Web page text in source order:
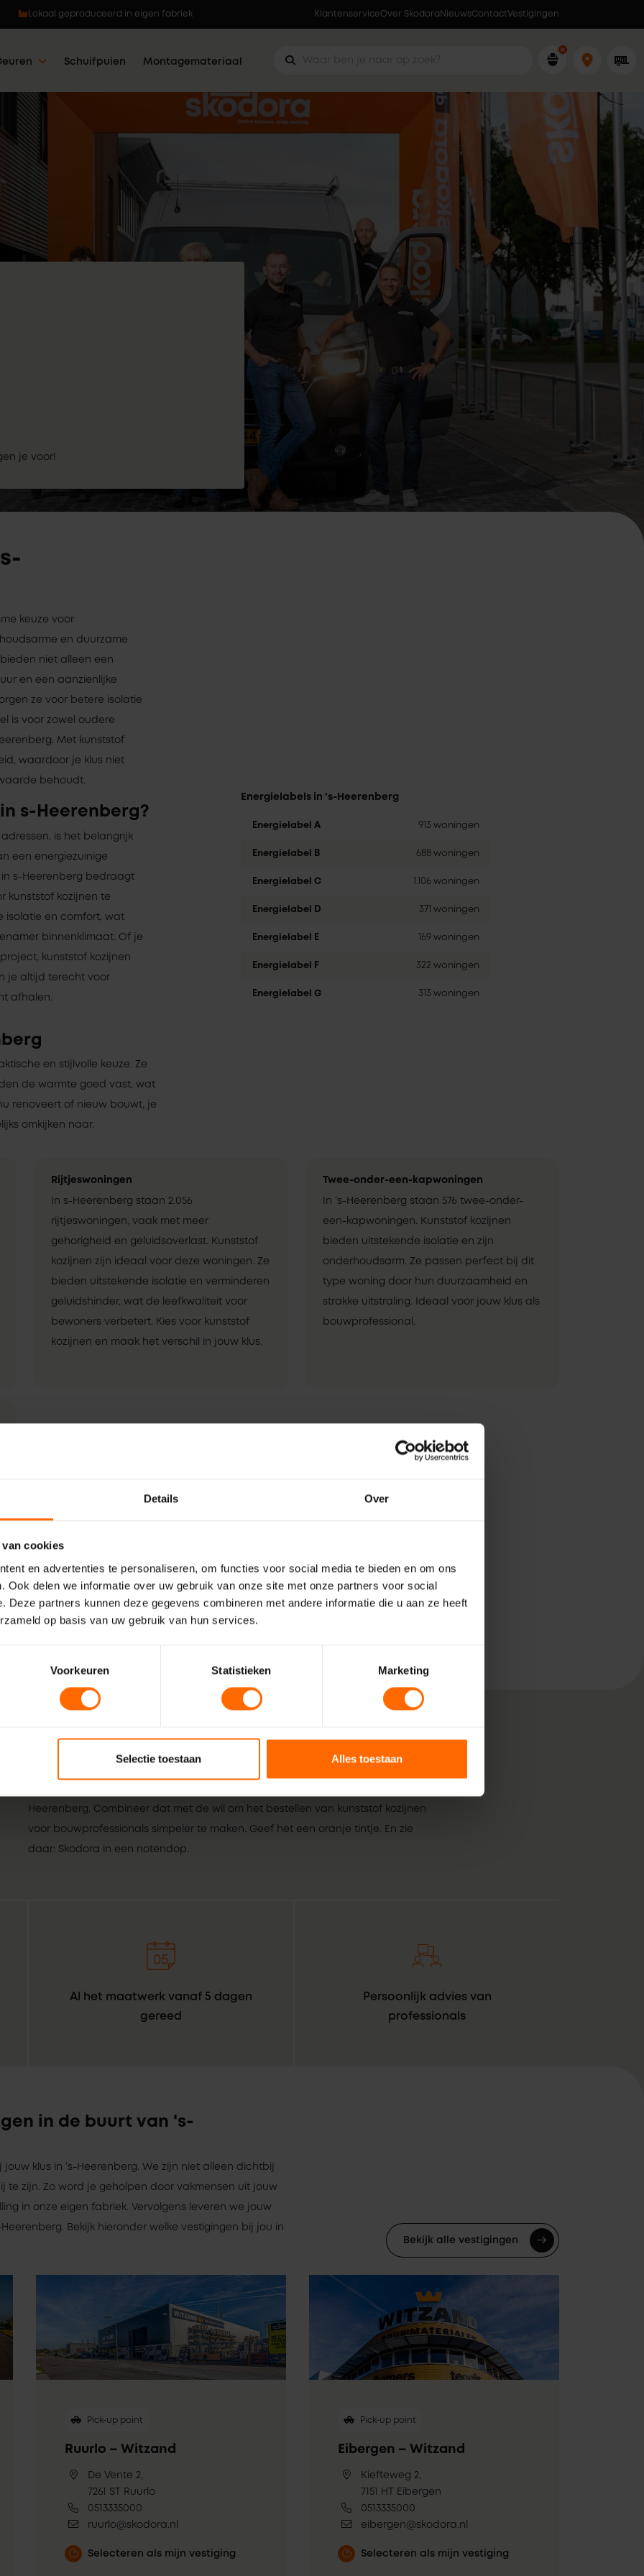
Details Over
van cookies
en advertenties te personaliseren, om functies voor social media te bieden en om ons
Ook delen we informatie over uw gebruik van onze site met onze partners voor social
Deze partners kunnen deze gegevens combineren met andere informatie die u aan ze heeft
op basis van uw gebruik van hun services.
Voorkeuren Statistieken Marketing
Selectie toestaan Alles toestaan
Kunststof kozijnen met 5 werkdagen klaar KlantenserviceOver Skodora NieuwsContactVestigingen
Schuifpuien Montagemateriaal
je voor!
keuze voor
en duurzame
niet alleen een
en een aanzienlijke
ze voor betere isolatie
is voor zowel oudere
Met kunststof
waardoor je klus niet
behoudt.
s-Heerenberg?
adressen, is het belangrijk
een energiezuinige
in s-Heerenberg bedraagt
kunststof kozijnen te
isolatie en comfort, wat
binnenklimaat. Of je
kunststof kozijnen
je altijd terecht voor
afhalen.
Energielabels in 's-Heerenberg
Energielabel A 913 woningen
Energielabel B 688 woningen
Energielabel C 1.106 woningen
Energielabel D 371 woningen
Energielabel E 169 woningen
Energielabel F 322 woningen
Energielabel G 313 woningen
en stijlvolle keuze. Ze
de warmte goed vast, wat
renoveert of nieuw bouwt, je
omkijken naar.
Rijtjeswoningen
In s-Heerenberg staan 2.056
rijtjeswoningen, vaak met meer
gehorigheid en geluidsoverlast. Kunststof
kozijnen zijn ideaal voor deze woningen. Ze
bieden uitstekende isolatie en verminderen
geluidshinder, wat de leefkwaliteit voor
bewoners verbetert. Kies voor kunststof
kozijnen en maak het verschil in jouw klus.
Twee-onder-een-kapwoningen
In ‘s-Heerenberg staan 576 twee-onder-
een-kapwoningen. Kunststof kozijnen
bieden uitstekende isolatie en zijn
onderhoudsarm. Ze passen perfect bij dit
type woning door hun duurzaamheid en
strakke uitstraling. Ideaal voor jouw klus als
bouwprofessional.
Heerenberg. Combineer dat met de wil om het bestellen van kunststof kozijnen
voor bouwprofessionals simpeler te maken. Geef het een oranje tintje. En zie
daar: Skodora in een notendop.
Al het maatwerk vanaf 5 dagen
gereed
Persoonlijk advies van
professionals
in de buurt van 's-
klus in ‘s-Heerenberg. We zijn niet alleen dichtbij
te zijn. Zo word je geholpen door vakmensen uit jouw
in onze eigen fabriek. Vervolgens leveren we jouw
Bekijk hieronder welke vestigingen bij jou in
Bekijk alle vestigingen
Pick-up point
Ruurlo – Witzand
De Vente 2,
7261 ST Ruurlo
0513335000
ruurlo@skodora.nl
Selecteren als mijn vestiging
Pick-up point
Eibergen – Witzand
Kiefteweg 2,
7151 HT Eibergen
0513335000
eibergen@skodora.nl
Selecteren als mijn vestiging